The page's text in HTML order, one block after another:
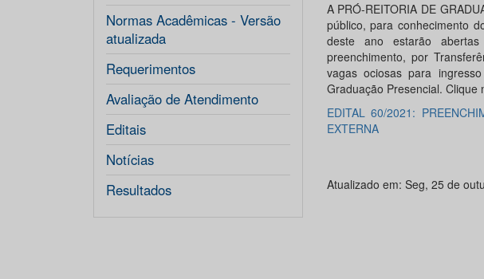
Normas Acadêmicas - Versão
atualizada
Requerimentos
Avaliação de Atendimento
Editais
Notícias
Resultados
A PRÓ-REITORIA DE
público, para conhecimento
deste ano estarão
preenchimento, por
vagas ociosas para
Graduação Presencial. Clique
EDITAL 60/2021:
EXTERNA
Atualizado em: Seg, 25 de